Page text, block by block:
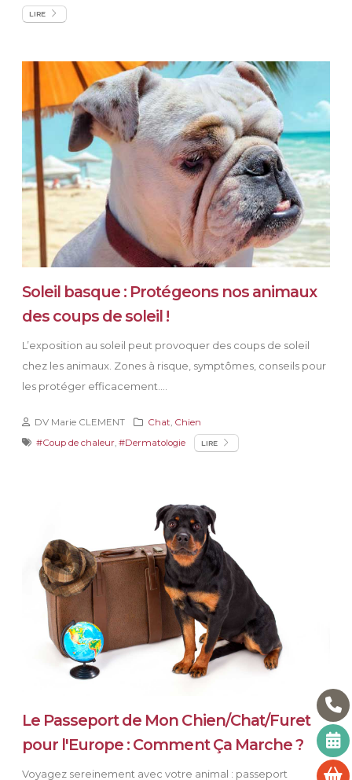
LIRE
Soleil basque : Protégeons nos animaux
des coups de soleil !
L’exposition au soleil peut provoquer des coups de soleil
chez les animaux. Zones à risque, symptômes, conseils pour
les protéger efficacement....
DV Marie CLEMENT Chat Chien
#Coup de chaleur #Dermatologie LIRE
Le Passeport de Mon Chien/Chat/Furet
pour l'Europe : Comment Ça Marche ?
Voyagez sereinement avec votre animal : passeport